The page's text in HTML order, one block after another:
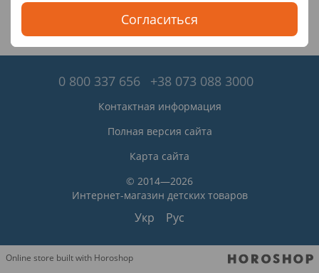
Согласиться
0 800 337 656 +38 073 088 3000
Контактная информация
Полная версия сайта
Карта сайта
© 2014—2026
Интернет-магазин детских товаров
Укр Рус
Online store built with Horoshop